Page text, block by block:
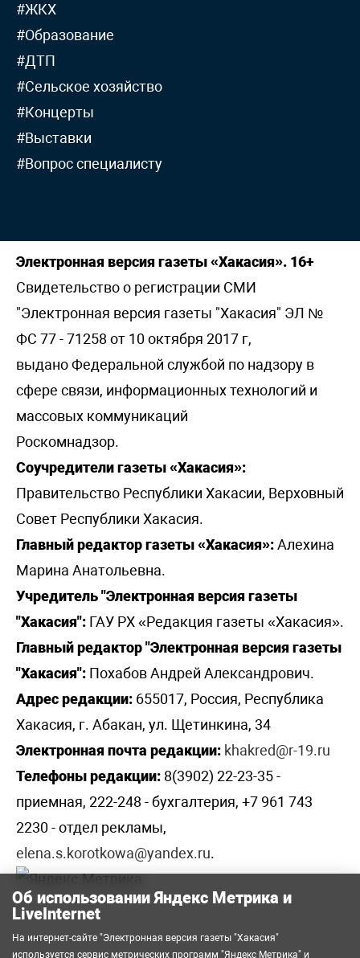
#ЖКХ
#Образование
#ДТП
#Сельское хозяйство
#Концерты
#Выставки
#Вопрос специалисту
Электронная версия газеты «Хакасия». 16+
Свидетельство о регистрации СМИ
"Электронная версия газеты "Хакасия" ЭЛ №
ФС 77 - 71258 от 10 октября 2017 г,
выдано Федеральной службой по надзору в
сфере связи, информационных технологий и
массовых коммуникаций
Роскомнадзор.
Соучредители газеты «Хакасия»:
Правительство Республики Хакасии, Верховный
Совет Республики Хакасия.
Главный редактор газеты «Хакасия»:Алехина
Марина Анатольевна.
Учредитель "Электронная версия газеты
"Хакасия": ГАУ РХ «Редакция газеты «Хакасия».
Главный редактор "Электронная версия газеты
"Хакасия": Похабов Андрей Александрович.
Адрес редакции: 655017, Россия, Республика
Хакасия, г. Абакан, ул. Щетинкина, 34
Электронная почта редакции: khakred@r-19.ru
Телефоны редакции: 8(3902) 22-23-35 -
приемная, 222-248 - бухгалтерия, +7 961 743
2230 - отдел рекламы,
elena.s.korotkowa@yandex.ru.
Об использовании Яндекс Метрика и
LiveInternet
На интернет-сайте "Электронная версия газеты "Хакасия"
используется сервис метрических программ "Яндекс Метрика" и